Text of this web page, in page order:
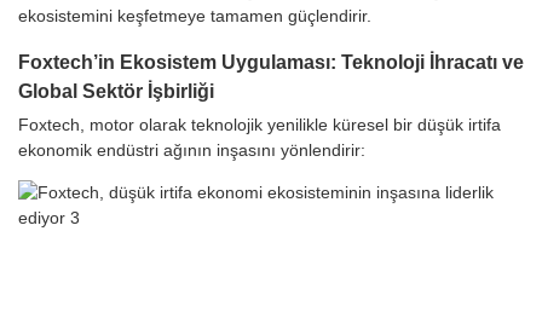
ekosistemini keşfetmeye tamamen güçlendirir.
Foxtech’in Ekosistem Uygulaması: Teknoloji İhracatı ve
Global Sektör İşbirliği
Foxtech, motor olarak teknolojik yenilikle küresel bir düşük irtifa
ekonomik endüstri ağının inşasını yönlendirir: